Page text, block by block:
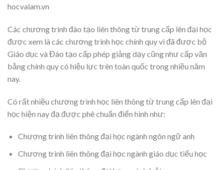
hocvalam.vn
Các chương trình đào tạo liên thông từ trung cấp lên đại học
được xem là các chương trình học chính quy vì đã được bộ
Giáo dục và Đào tạo cấp phép giảng dạy cũng như cấp văn
bằng chính quy có hiệu lực trên toàn quốc trong nhiều năm
nay.
Có rất nhiều chương trình học liên thông từ trung cấp lên đại
học hiện nay đạ được phê chuẩn điển hình như:
Chương trình liên thông đại học ngành ngôn ngữ anh
Chương trình liên thông đại học ngành giáo dục tiểu học